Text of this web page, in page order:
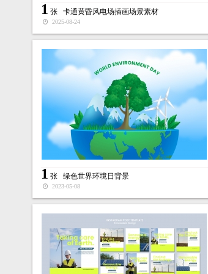
1 张 卡通黄昏风电场插画场景素材
2025-08-24
1 张 绿色世界环境日背景
2023-05-08